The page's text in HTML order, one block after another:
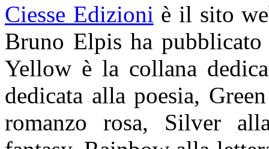
Ciesse Edizioni è il sito
Bruno Elpis ha
Yellow è la collana
dedicata alla poesia,
romanzo rosa, Silver